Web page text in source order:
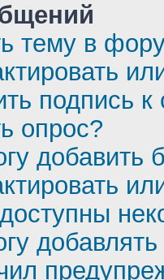
тему в
подпись
опрос?
добавить